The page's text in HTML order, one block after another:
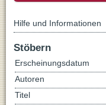
Hilfe und Informationen
Stöbern
Erscheinungsdatum
Autoren
Titel